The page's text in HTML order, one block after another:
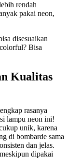
rendah
pakai neon,
disesuaikan
Bisa
Kualitas
rasanya
lampu neon ini!
unik, karena
di bombarde sama
dan jelas.
dipakai